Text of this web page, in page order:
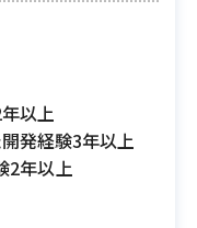
以上
発経験3年以上
2年以上